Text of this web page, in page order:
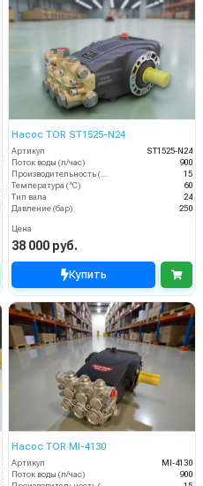
Насос TOR ST1525-N24
Артикул
ST1525-N24
Поток воды (л/час)
900
15
Температура (°C)
60
Тип вала
24
Давление (бар)
250
Цена
38 000 руб.
Купить
Насос TOR MI-4130
Артикул
MI-4130
Поток воды (л/час)
900